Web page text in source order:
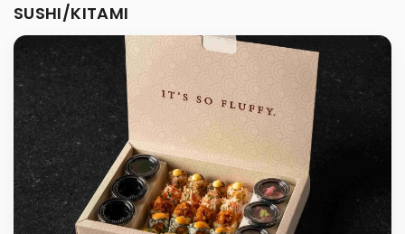
SUSHI/KITAMI